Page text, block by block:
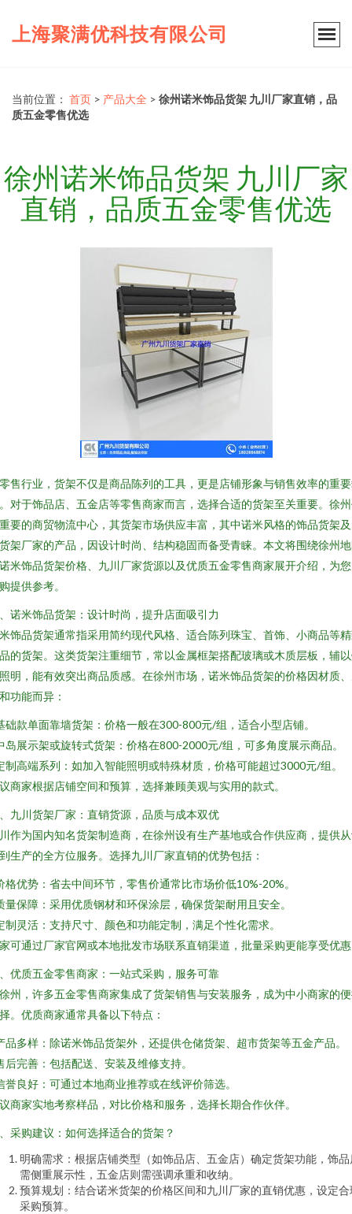
上海聚满优科技有限公司
当前位置： 首页 > 产品大全 > 徐州诺米饰品货架 九川厂家直销，品
质五金零售优选
徐州诺米饰品货架 九川厂家
直销，品质五金零售优选
售行业，货架不仅是商品陈列的工具，更是店铺形象与销售效率的重
对于饰品店、五金店等零售商家而言，选择合适的货架至关重要。徐
要的商贸物流中心，其货架市场供应丰富，其中诺米风格的饰品货架
架厂家的产品，因设计时尚、结构稳固而备受青睐。本文将围绕徐州
米饰品货架价格、九川厂家货源以及优质五金零售商家展开介绍，为
提供参考。
诺米饰品货架：设计时尚，提升店面吸引力
饰品货架通常指采用简约现代风格、适合陈列珠宝、首饰、小商品等
的货架。这类货架注重细节，常以金属框架搭配玻璃或木质层板，辅
明，能有效突出商品质感。在徐州市场，诺米饰品货架的价格因材质
功能而异：
础款单面靠墙货架：价格一般在300-800元/组，适合小型店铺。
岛展示架或旋转式货架：价格在800-2000元/组，可多角度展示商品。
制高端系列：如加入智能照明或特殊材质，价格可能超过3000元/组。
商家根据店铺空间和预算，选择兼顾美观与实用的款式。
九川货架厂家：直销货源，品质与成本双优
作为国内知名货架制造商，在徐州设有生产基地或合作供应商，提供
生产的全方位服务。选择九川厂家直销的优势包括：
格优势：省去中间环节，零售价通常比市场价低10%-20%。
量保障：采用优质钢材和环保涂层，确保货架耐用且安全。
制灵活：支持尺寸、颜色和功能定制，满足个性化需求。
可通过厂家官网或本地批发市场联系直销渠道，批量采购更能享受优
优质五金零售商家：一站式采购，服务可靠
州，许多五金零售商家集成了货架销售与安装服务，成为中小商家的
。优质商家通常具备以下特点：
品多样：除诺米饰品货架外，还提供仓储货架、超市货架等五金产品。
后完善：包括配送、安装及维修支持。
誉良好：可通过本地商业推荐或在线评价筛选。
商家实地考察样品，对比价格和服务，选择长期合作伙伴。
采购建议：如何选择适合的货架？
明确需求：根据店铺类型（如饰品店、五金店）确定货架功能，饰品
需侧重展示性，五金店则需强调承重和收纳。
预算规划：结合诺米货架的价格区间和九川厂家的直销优惠，设定合
采购预算。